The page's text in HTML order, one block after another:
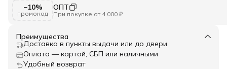
−10%
промокод
ОПТ
При покупке от 4 000 ₽
Преимущества
Доставка в пункты выдачи или до двери
Оплата — картой, СБП или наличными
Удобный возврат